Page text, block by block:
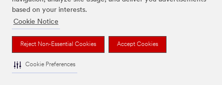
based on your interests.
Cookie Notice
Reject Non-Essential Cookies Accept Cookies
Cookie Preferences